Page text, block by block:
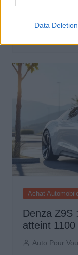
Data Deletion
Aston
Achat
Denza Z9S
atteint 1100
Auto Pour